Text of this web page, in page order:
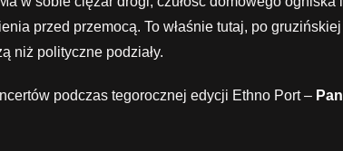
przed przemocą. To właśnie tutaj, po
niż polityczne podziały.
podczas tegorocznej edycji Ethno Port –